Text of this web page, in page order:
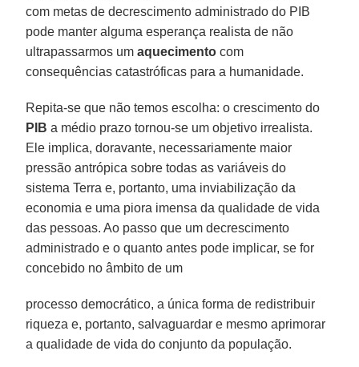
com metas de decrescimento administrado do PIB
pode manter alguma esperança realista de não
ultrapassarmos umaquecimento com
consequências catastróficas para a humanidade.
Repita-se que não temos escolha: o crescimento do
PIB a médio prazo tornou-se um objetivo irrealista.
Ele implica, doravante, necessariamente maior
pressão antrópica sobre todas as variáveis do
sistema Terra e, portanto, uma inviabilização da
economia e uma piora imensa da qualidade de vida
das pessoas. Ao passo que um decrescimento
administrado e o quanto antes pode implicar, se for
concebido no âmbito de um
processo democrático, a única forma de redistribuir
riqueza e, portanto, salvaguardar e mesmo aprimorar
a qualidade de vida do conjunto da população.